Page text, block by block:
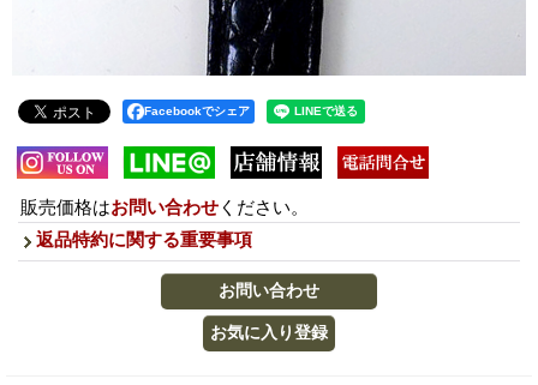
Facebookでシェア
販売価格はお問い合わせ ください。
返品特約に関する重要事項